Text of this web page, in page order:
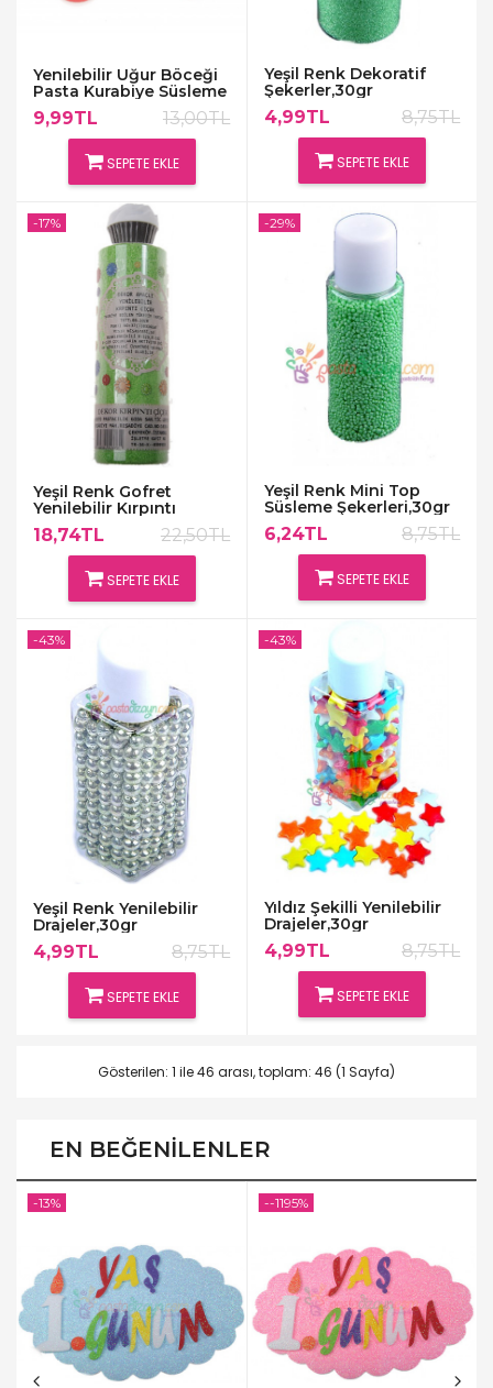
Yenilebilir Uğur Böceği
Pasta Kurabiye Süsleme
Şekeri Kırmızı
9,99TL 13,00TL
SEPETE EKLE
Yeşil Renk Dekoratif
Şekerler,30gr
4,99TL 8,75TL
SEPETE EKLE
Yeşil Renk Gofret
Yenilebilir Kırpıntı
Süslemeler
18,74TL 22,50TL
SEPETE EKLE
-17%
Yeşil Renk Mini Top
Süsleme Şekerleri,30gr
6,24TL 8,75TL
SEPETE EKLE
-29%
Yeşil Renk Yenilebilir
Drajeler,30gr
4,99TL 8,75TL
SEPETE EKLE
-43%
Yıldız Şekilli Yenilebilir
Drajeler,30gr
4,99TL 8,75TL
SEPETE EKLE
-43%
Gösterilen: 1 ile 46 arası, toplam: 46 (1 Sayfa)
EN BEĞENILENLER
-13% --1195%